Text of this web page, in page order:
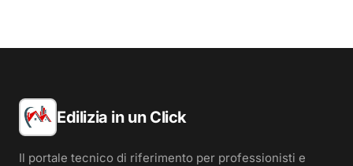
Edilizia in un Click
Il portale tecnico di riferimento per professionisti e